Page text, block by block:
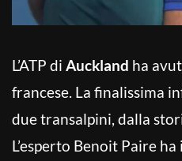
L’ATP di Auckland ha
francese. La finalissima
due transalpini, dalla
L’esperto Benoit Paire